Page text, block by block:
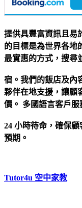
提供具豐富資訊且易
的目標是為世界各地
最實惠的方式，搜尋
宿。我們的飯店及內
夥伴在地支援，讓顧
價。 多國語言客戶服
24 小時待命，確保
預期。
Tutor4u 空中家教